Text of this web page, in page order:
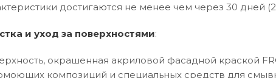
достигаются не менее чем через 30 дней
и уход за поверхностями:
окрашенная акриловой фасадной краской
композиций и специальных средств для